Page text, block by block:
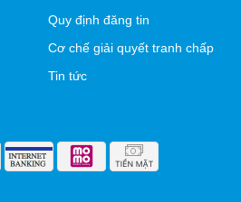
Quy định đăng tin
Cơ chế giải quyết tranh chấp
Tin tức